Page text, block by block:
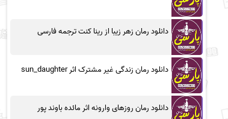
دانلود رمان زهر زیبا از رینا کنت ترجمه فارسی
دانلود رمان زندگی غیر مشترک اثر sun_daughter
دانلود رمان روزهای وارونه اثر مائده باوند پور